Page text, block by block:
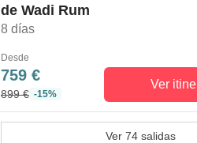
de Wadi Rum
8 días
Desde
759 €
899 € -15%
Ver
Ver 74 salidas